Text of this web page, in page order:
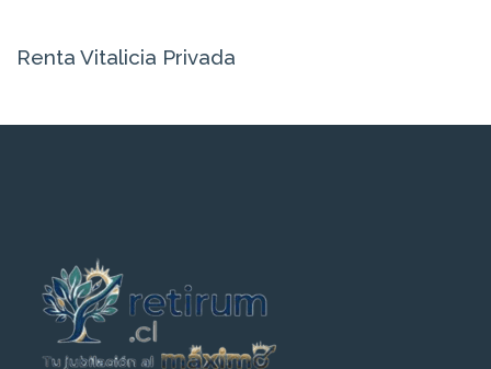
Renta Vitalicia Privada